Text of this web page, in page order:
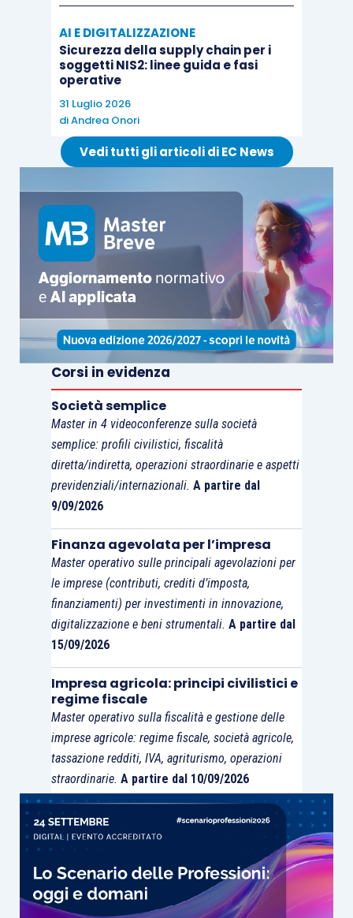
AI E DIGITALIZZAZIONE
Sicurezza della supply chain per i
soggetti NIS2: linee guida e fasi
operative
31 Luglio 2026
diAndrea Onori
Vedi tutti gli articoli di EC News
Corsi in evidenza
Società semplice
Master in 4 videoconferenze sulla società
semplice: profili civilistici, fiscalità
diretta/indiretta, operazioni straordinarie e aspetti
previdenziali/internazionali. A partire dal
9/09/2026
Finanza agevolata per l’impresa
Master operativo sulle principali agevolazioni per
le imprese (contributi, crediti d’imposta,
finanziamenti) per investimenti in innovazione,
digitalizzazione e beni strumentali. A partire dal
15/09/2026
Impresa agricola: principi civilistici e
regime fiscale
Master operativo sulla fiscalità e gestione delle
imprese agricole: regime fiscale, società agricole,
tassazione redditi, IVA, agriturismo, operazioni
straordinarie. A partire dal 10/09/2026